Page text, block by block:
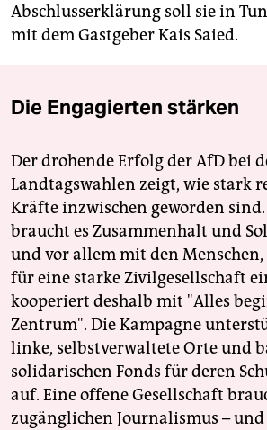
Abschlusserklärung soll sie in
mit dem Gastgeber Kais Saied.
Die Engagierten stärken
Der drohende Erfolg der AfD bei
Landtagswahlen zeigt, wie stark
Kräfte inzwischen geworden
braucht es Zusammenhalt und
und vor allem mit den
für eine starke Zivilgesellschaft
kooperiert deshalb mit "Alles
Zentrum". Die Kampagne
linke, selbstverwaltete Orte und
solidarischen Fonds für deren
auf. Eine offene Gesellschaft
zugänglichen Journalismus – und